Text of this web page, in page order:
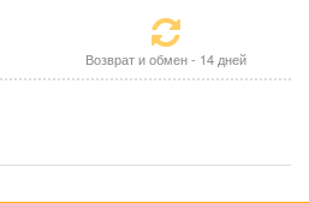
Возврат и обмен - 14 дней